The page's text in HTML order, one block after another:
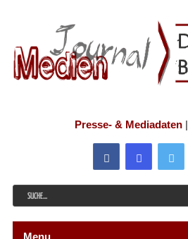
Presse- & Mediadaten|
Menu